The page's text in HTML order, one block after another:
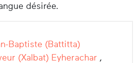
désirée.
Baptiste (Battitta)
(Xalbat) Eyherachar ,